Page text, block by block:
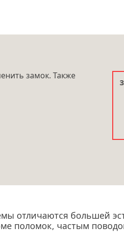
замок. Также
отличаются большей
поломок, частым